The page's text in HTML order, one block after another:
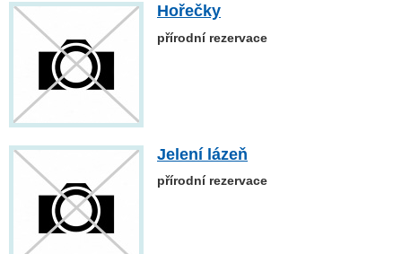
Hořečky
přírodní rezervace
Jelení lázeň
přírodní rezervace